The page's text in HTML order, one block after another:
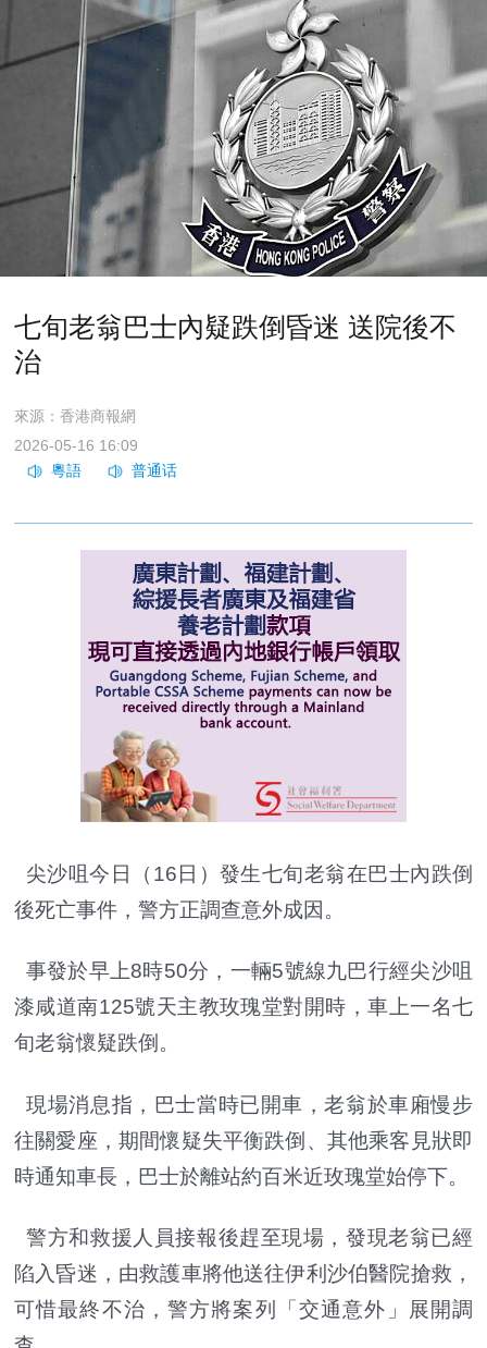
七旬老翁巴士內疑跌倒昏迷 送院後不
治
來源：香港商報網
2026-05-16 16:09
尖沙咀今日（16日）發生七旬老翁在巴士內跌倒
後死亡事件，警方正調查意外成因。
事發於早上8時50分，一輛5號線九巴行經尖沙咀
漆咸道南125號天主教玫瑰堂對開時，車上一名七
旬老翁懷疑跌倒。
現場消息指，巴士當時已開車，老翁於車廂慢步
往關愛座，期間懷疑失平衡跌倒、其他乘客見狀即
時通知車長，巴士於離站約百米近玫瑰堂始停下。
警方和救援人員接報後趕至現場，發現老翁已經
陷入昏迷，由救護車將他送往伊利沙伯醫院搶救，
可惜最終不治，警方將案列「交通意外」展開調